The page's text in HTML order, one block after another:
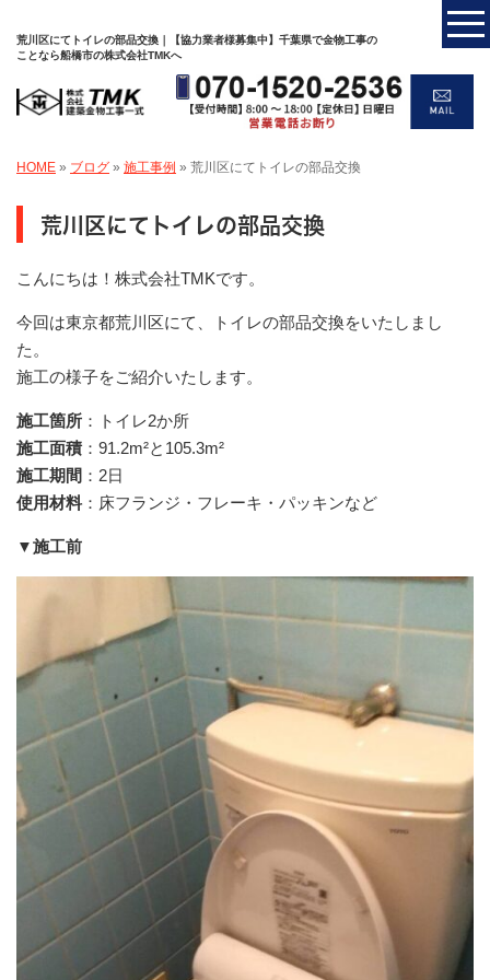
荒川区にてトイレの部品交換｜【協力業者様募集中】千葉県で金物工事の
ことなら船橋市の株式会社TMKへ
HOME » ブログ » 施工事例 » 荒川区にてトイレの部品交換
荒川区にてトイレの部品交換
こんにちは！株式会社TMKです。
今回は東京都荒川区にて、トイレの部品交換をいたしまし
た。
施工の様子をご紹介いたします。
施工箇所 ：トイレ2か所
施工面積：91.2m²と105.3m²
施工期間 ：2日
使用材料 ：床フランジ・フレーキ・パッキンなど
▼施工前